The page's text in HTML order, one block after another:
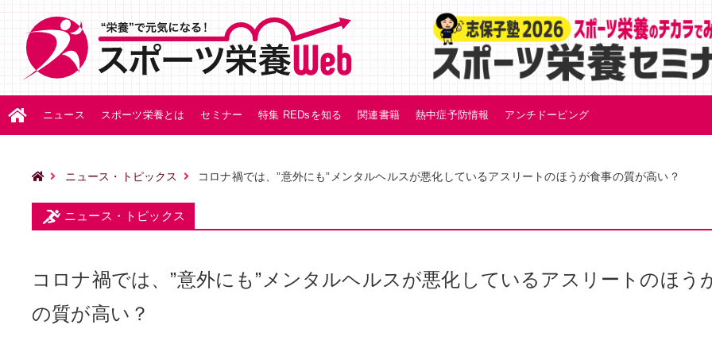
ニュース スポーツ栄養とは セミナー 特集 REDsを知る 関連書籍 熱中症予防情報 アンチドーピング
ニュース・トピックス コロナ禍では、”意外にも”メンタルヘルスが悪化しているアスリートのほうが食事の質が高い？
ニュース・トピックス
コロナ禍では、”意外にも”メンタルヘルスが悪化しているアスリートのほう
の質が高い？